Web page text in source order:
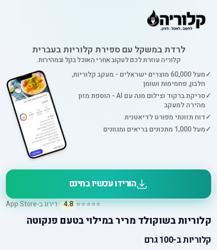
לרדת במשקל עם ספירת קלוריות בעברית
קלוריה עוזרת לכם לעקוב אחרי האוכל בקל ובמהירות.
✓
מעל 60,000 מוצרים ישראלים - מעקב קלוריות,
חלבון, פחמימות ושומן
✓
סריקת ברקוד וצילום מנה עם AI - הוספת מזון
מהירה למעקב
✓דוח תזונתי מפורט לדיאטנית
✓מעל 1,000 מתכונים בריאים ומגוונים
הורידו עכשיו בחינם
⭐⭐⭐⭐⭐
4.8 · דירוג ב-App Store
קלוריותבשוקולד מריר במילוי בטעם פנקוטה
קלוריותב-100 גרם